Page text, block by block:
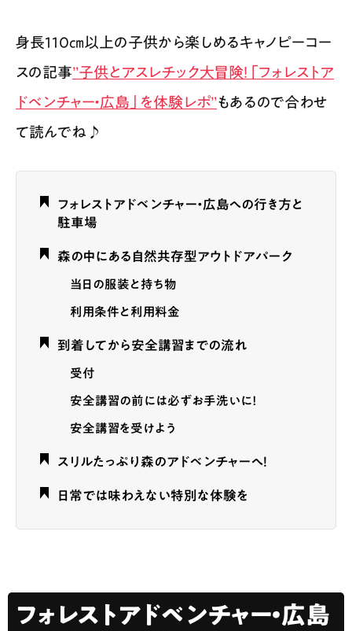
身長110㎝以上の子供から楽しめるキャノピーコー
スの記事”子供とアスレチック大冒険！「フォレストア
ドベンチャー・広島」を体験レポ”もあるので合わせ
て読んでね♪
フォレストアドベンチャー・広島への行き方と
駐車場
森の中にある自然共存型アウトドアパーク
当日の服装と持ち物
利用条件と利用料金
到着してから安全講習までの流れ
受付
安全講習の前には必ずお手洗いに！
安全講習を受けよう
スリルたっぷり森のアドベンチャーへ！
日常では味わえない特別な体験を
フォレストアドベンチャー・広島